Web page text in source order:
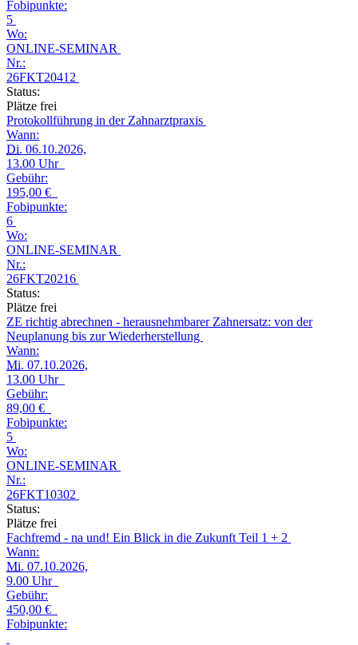
Fobipunkte:
5
Wo:
ONLINE-SEMINAR
Nr.:
26FKT20412
Status:
Plätze frei
Protokollführung in der Zahnarztpraxis
Wann:
Di. 06.10.2026,
13.00 Uhr
Gebühr:
195,00 €
Fobipunkte:
6
Wo:
ONLINE-SEMINAR
Nr.:
26FKT20216
Status:
Plätze frei
ZE richtig abrechnen - herausnehmbarer Zahnersatz: von der
Neuplanung bis zur Wiederherstellung
Wann:
Mi. 07.10.2026,
13.00 Uhr
Gebühr:
89,00 €
Fobipunkte:
5
Wo:
ONLINE-SEMINAR
Nr.:
26FKT10302
Status:
Plätze frei
Fachfremd - na und! Ein Blick in die Zukunft Teil 1 + 2
Wann:
Mi. 07.10.2026,
9.00 Uhr
Gebühr:
450,00 €
Fobipunkte: